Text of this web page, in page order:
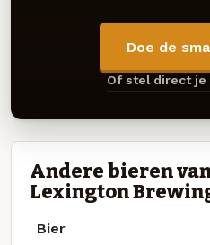
Doe de
Of stel direct je
Andere bieren
Lexington
Bier